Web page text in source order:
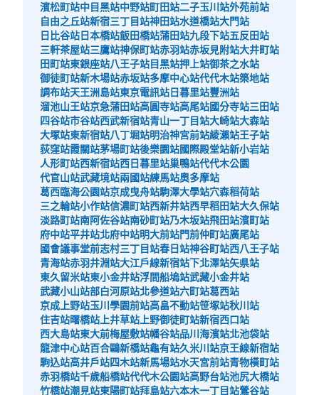
濱松町站中目黑站中野站町田站二子玉川站外苑前站
自由之丘站新宿三丁目站神田站水道橋站大門站
日比谷站日本橋站飯田橋站蒲田站九段下站五反田站
三軒茶屋站三鷹站神保町站赤羽站赤坂見附站大井町站
田町站東銀座站八王子站目黑站押上站御茶之水站
御徒町站新木場站赤坂站多摩中心站代代木站築地站
調布站天王洲島站東京電訊站日暮里站豐洲站
溜池山王站京急蒲田站高圓寺站高尾站國分寺站三田站
四谷站市谷站西武新宿站青山一丁目站大崎站大森站
大塚站東新宿站八丁堀站明治神宮前站綾瀨站王子站
荻窪站霞關站茅場町站後樂園站國際殿堂站新小岩站
人形町站西新宿站西日暮里站巢鴨站代代木公園
代官山站武藏境站兩國站練馬站奧多摩站
葛西臨海公園站京成曳舟站駒澤大學站穴森稻荷站
三之輪站小作站信濃町站西新井站西早稻田站大久保站
淡路町站南阿佐谷站南砂町站乃木坂站飛田站濱町站
府中站平井站北府中站明大前站門前仲町站廣尾站
國會議事堂前志村三丁目站春日站神谷町站西八王子站
青海站赤羽井淵站大江戶線新宿站下北澤站矢県站
東久留米站東小金井站浮間船塢站武藏小金井站
武藏小山站部白河原站北參道站六町站葛西站
京成上野站玉川學園前站高畠不動站笹塚站秋川站
住吉站曙橋站 上井草站 上野御徒町站新宿西口站
西大島站東大前梅屋敷站幡谷站品川海濱站北池袋站
龍津中心站百合鷗新橋站龜有站久米川站京王線新宿站
駒込站高井戶站四木站新馬場站水天宮前站青物橫町站
赤羽橋站千歲船橋站代代木公園站高野台站池尻大橋站
竹橋站潮見站東陽町站拜島站六本木一丁目站鶯谷站